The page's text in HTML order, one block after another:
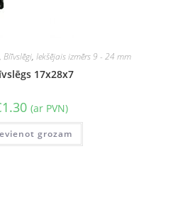
Blīvslēgi, Iekšējais izmērs 9 - 24 mm
17x28x7
1.30 (ar PVN)
grozam